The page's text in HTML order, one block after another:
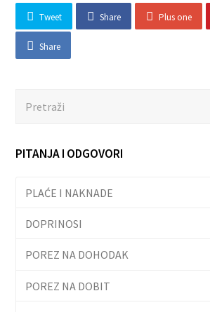
Tweet Share Plus one
Share
PITANJA I ODGOVORI
PLAĆE I NAKNADE
DOPRINOSI
POREZ NA DOHODAK
POREZ NA DOBIT